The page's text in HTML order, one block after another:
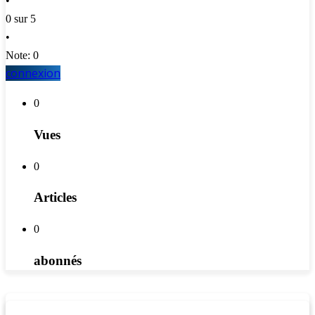
0 sur 5
•
Note: 0
connexion
0
Vues
0
Articles
0
abonnés